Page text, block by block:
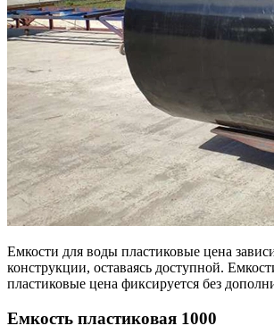
Емкости для воды пластиковые цена
конструкции, оставаясь доступной.
пластиковые цена фиксируется без
Емкость пластиковая 1000